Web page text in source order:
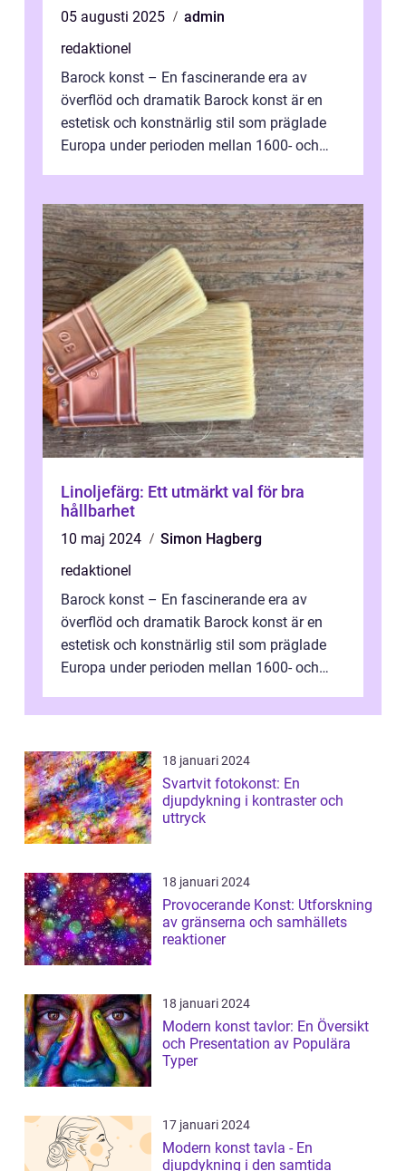
05 augusti 2025
admin
redaktionel
Barock konst – En fascinerande era av
överflöd och dramatik Barock konst är en
estetisk och konstnärlig stil som präglade
Europa under perioden mellan 1600- och
Linoljefärg: Ett utmärkt val för bra
hållbarhet
10 maj 2024
Simon Hagberg
redaktionel
Barock konst – En fascinerande era av
överflöd och dramatik Barock konst är en
estetisk och konstnärlig stil som präglade
Europa under perioden mellan 1600- och
18 januari 2024
Svartvit fotokonst: En
djupdykning i kontraster och
uttryck
18 januari 2024
Provocerande Konst: Utforskning
av gränserna och samhällets
reaktioner
18 januari 2024
Modern konst tavlor: En Översikt
och Presentation av Populära
Typer
17 januari 2024
Modern konst tavla - En
djupdykning i den samtida